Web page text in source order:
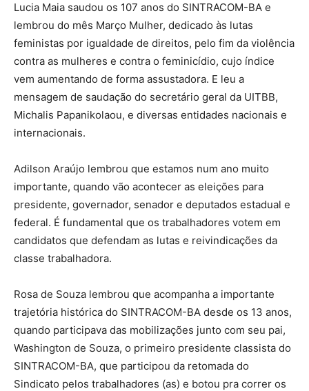
Lucia Maia saudou os 107 anos do SINTRACOM-BA e
lembrou do mês Março Mulher, dedicado às lutas
feministas por igualdade de direitos, pelo fim da violência
contra as mulheres e contra o feminicídio, cujo índice
vem aumentando de forma assustadora. E leu a
mensagem de saudação do secretário geral da UITBB,
Michalis Papanikolaou, e diversas entidades nacionais e
internacionais.
Adilson Araújo lembrou que estamos num ano muito
importante, quando vão acontecer as eleições para
presidente, governador, senador e deputados estadual e
federal. É fundamental que os trabalhadores votem em
candidatos que defendam as lutas e reivindicações da
classe trabalhadora.
Rosa de Souza lembrou que acompanha a importante
trajetória histórica do SINTRACOM-BA desde os 13 anos,
quando participava das mobilizações junto com seu pai,
Washington de Souza, o primeiro presidente classista do
SINTRACOM-BA, que participou da retomada do
Sindicato pelos trabalhadores (as) e botou pra correr os